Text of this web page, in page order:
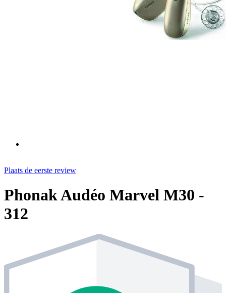
Plaats de eerste review
Phonak Audéo Marvel M30 -
312